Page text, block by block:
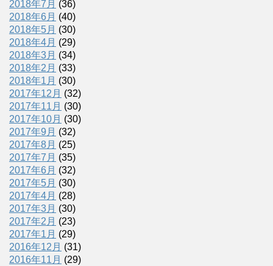
2018年7月 (36)
2018年6月 (40)
2018年5月 (30)
2018年4月 (29)
2018年3月 (34)
2018年2月 (33)
2018年1月 (30)
2017年12月 (32)
2017年11月 (30)
2017年10月 (30)
2017年9月 (32)
2017年8月 (25)
2017年7月 (35)
2017年6月 (32)
2017年5月 (30)
2017年4月 (28)
2017年3月 (30)
2017年2月 (23)
2017年1月 (29)
2016年12月 (31)
2016年11月 (29)